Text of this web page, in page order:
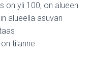
on yli 100, on alueen
alueella asuvan
tilanne